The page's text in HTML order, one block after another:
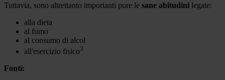
Tuttavia, sono altrettanto importanti pure le sane abitudini legate:
alla dieta
al fumo
al consumo di alcol
all'esercizio fisico3
Fonti: